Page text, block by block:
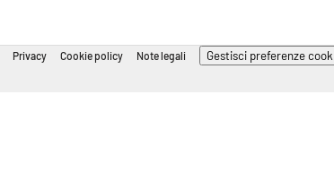
Privacy Cookie policy Note legali Gestisci preferenze